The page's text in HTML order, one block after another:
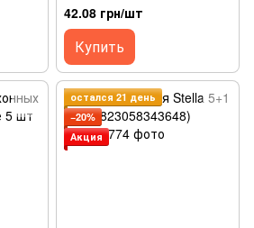
42.08 грн/шт
Купить
остался 21 день
−20%
Акция